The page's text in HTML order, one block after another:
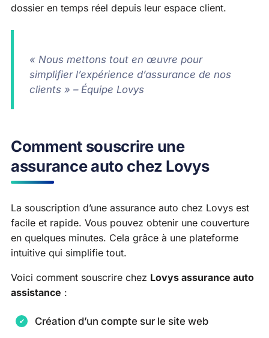
dossier en temps réel depuis leur espace client.
« Nous mettons tout en œuvre pour
simplifier l’expérience d’assurance de nos
clients » – Équipe Lovys
Comment souscrire une
assurance auto chez Lovys
La souscription d’une assurance auto chez Lovys est
facile et rapide. Vous pouvez obtenir une couverture
en quelques minutes. Cela grâce à une plateforme
intuitive qui simplifie tout.
Voici comment souscrire chez Lovys assurance auto
assistance :
Création d’un compte sur le site web